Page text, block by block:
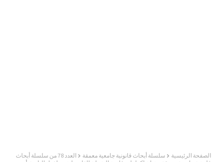
الصفحة الرئيسية سلسلة أبحاث قانونية جامعية معمقة
العدد 78 من سلسلة أبحاث